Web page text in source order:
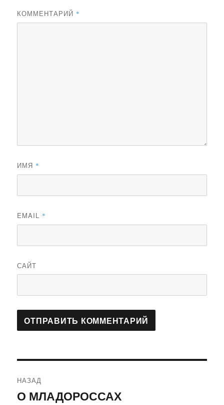
КОММЕНТАРИЙ *
ИМЯ *
EMAIL *
САЙТ
по
НАЗАД
Предыдущая
О МЛАДОРОССАХ